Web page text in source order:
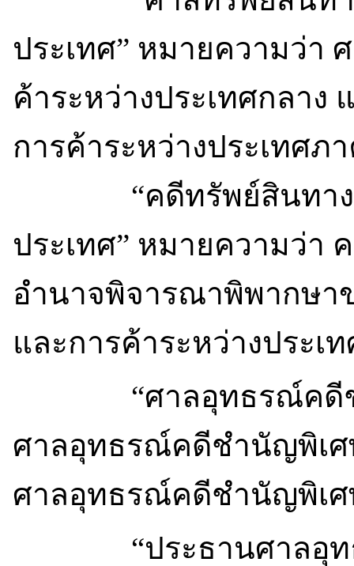
ประเทศ” หมายความว่า
ค้าระหว่างประเทศกลา
การค้าระหว่างประเทศภ
“คดีทรัพย์สินทางปัญ
ประเทศ” หมายความว่า
อำนาจพิจารณาพิพากษ
และการค้าระหว่างประเ
“ศาลอุทธรณ์คดีช
ศาลอุทธรณ์คดีชำนัญพิเศ
ศาลอุทธรณ์คดีชำนัญพิเ
“ประธานศาลอุทธ